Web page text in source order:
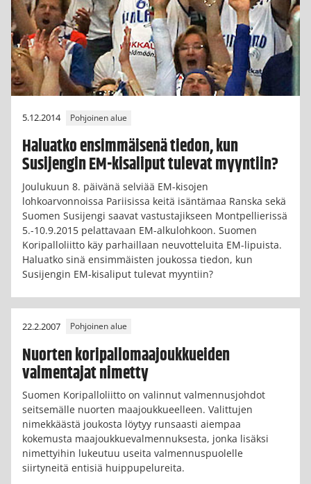
5.12.2014 Pohjoinen alue
Haluatko ensimmäisenä tiedon, kun
Susijengin EM-kisaliput tulevat myyntiin?
Joulukuun 8. päivänä selviää EM-kisojen
lohkoarvonnoissa Pariisissa keitä isäntämaa Ranska sekä
Suomen Susijengi saavat vastustajikseen Montpellierissä
5.-10.9.2015 pelattavaan EM-alkulohkoon. Suomen
Koripalloliitto käy parhaillaan neuvotteluita EM-lipuista.
Haluatko sinä ensimmäisten joukossa tiedon, kun
Susijengin EM-kisaliput tulevat myyntiin?
22.2.2007 Pohjoinen alue
Nuorten koripallomaajoukkueiden
valmentajat nimetty
Suomen Koripalloliitto on valinnut valmennusjohdot
seitsemälle nuorten maajoukkueelleen. Valittujen
nimekkäästä joukosta löytyy runsaasti aiempaa
kokemusta maajoukkuevalmennuksesta, jonka lisäksi
nimettyihin lukeutuu useita valmennuspuolelle
siirtyneitä entisiä huippupelureita.